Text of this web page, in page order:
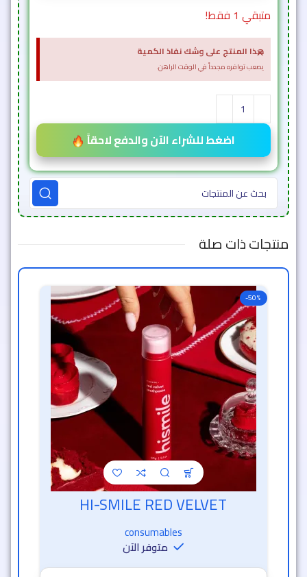
متبقي 1 فقط!
هذا المنتج على وشك نفاذ الكمية
يصعب توافره مجدداً في الوقت الراهن.
×
اضغط للشراء الآن والدفع لاحقاً
منتجات ذات صلة
-50%
خصم الساعة الذهبية
HI-SMILE RED VELVET
consumables
متوفر الآن